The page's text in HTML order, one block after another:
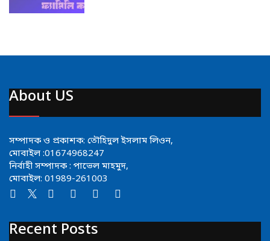
About US
সম্পাদক ও প্রকাশক: তৌহিদুল ইসলাম লিওন,
মোবাইল :01674968247
নির্বাহী সম্পাদক : পাভেল মাহমুদ,
মোবাইল: 01989-261003
Recent Posts